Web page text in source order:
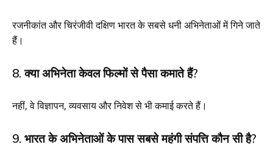
रजनीकांत और चिरंजीवी दक्षिण भारत के सबसे धनी अभिनेताओं में गिने जाते
हैं।
8. क्या अभिनेता केवल फिल्मों से पैसा कमाते हैं?
नहीं, वे विज्ञापन, व्यवसाय और निवेश से भी कमाई करते हैं।
9. भारत के अभिनेताओं के पास सबसे महंगी संपत्ति कौन सी है?